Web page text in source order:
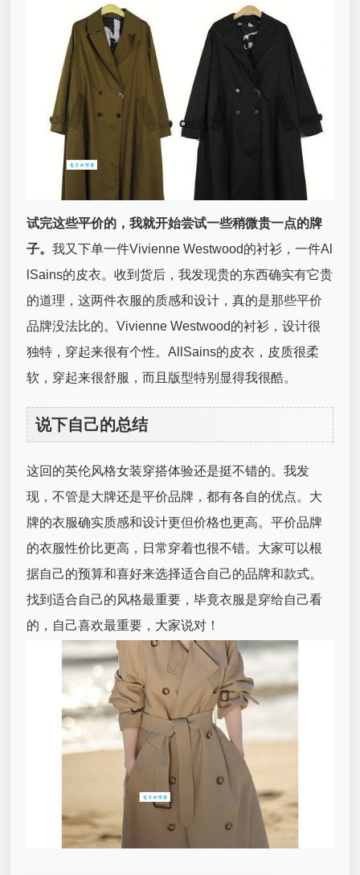
试完这些平价的，我就开始尝试一些稍微贵一点的牌
子。我又下单一件Vivienne Westwood的衬衫，一件Al
lSains的皮衣。收到货后，我发现贵的东西确实有它贵
的道理，这两件衣服的质感和设计，真的是那些平价
品牌没法比的。Vivienne Westwood的衬衫，设计很
独特，穿起来很有个性。AllSains的皮衣，皮质很柔
软，穿起来很舒服，而且版型特别显得我很酷。
说下自己的总结
这回的英伦风格女装穿搭体验还是挺不错的。我发
现，不管是大牌还是平价品牌，都有各自的优点。大
牌的衣服确实质感和设计更但价格也更高。平价品牌
的衣服性价比更高，日常穿着也很不错。大家可以根
据自己的预算和喜好来选择适合自己的品牌和款式。
找到适合自己的风格最重要，毕竟衣服是穿给自己看
的，自己喜欢最重要，大家说对！